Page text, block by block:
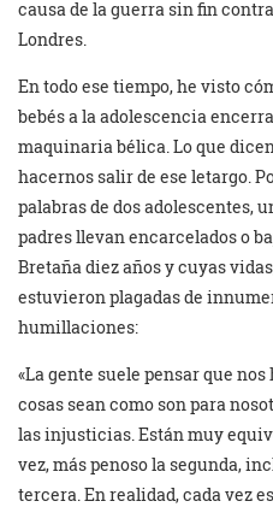
causa de la guerra sin fin
Londres.
En todo ese tiempo, he visto
bebés a la adolescencia
maquinaria bélica. Lo que
hacernos salir de ese letargo.
palabras de dos adolescentes,
padres llevan encarcelados o
Bretaña diez años y cuyas
estuvieron plagadas de
humillaciones:
«La gente suele pensar que
cosas sean como son para
las injusticias. Están muy
vez, más penoso la segunda,
tercera. En realidad, cada vez